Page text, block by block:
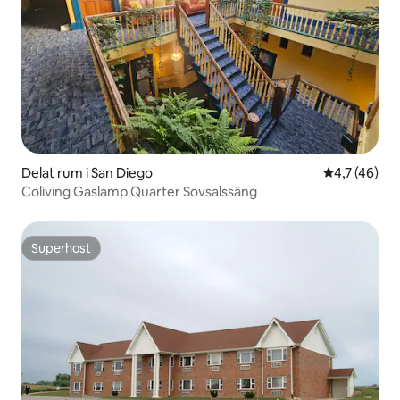
Delat rum i San Diego 4,7 av 5 i
4,7 (46)
Coliving Gaslamp Quarter Sovsalssäng
Superhost
Superhost